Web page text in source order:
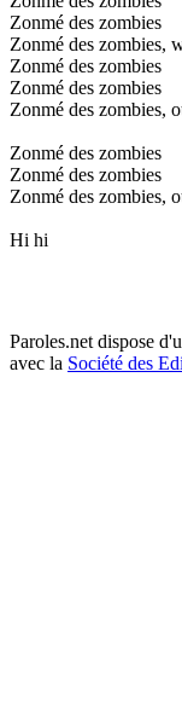
Zonmé des zombies
Zonmé des zombies,
Zonmé des zombies
Zonmé des zombies
Zonmé des zombies,
Zonmé des zombies
Zonmé des zombies
Zonmé des zombies,
Hi hi
Paroles.net dispose
avec la Société des